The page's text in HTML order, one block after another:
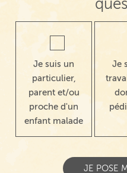
Je suis un
particulier,
parent et/ou
proche d'un
enfant malade
Je